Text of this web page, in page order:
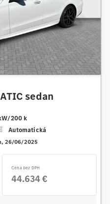
sedan
/200 k
Automatická
26/06/2025
Cena bez DPH
44.634 €